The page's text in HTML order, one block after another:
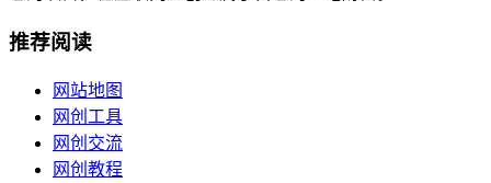
推荐阅读
网站地图
网创工具
网创交流
网创教程